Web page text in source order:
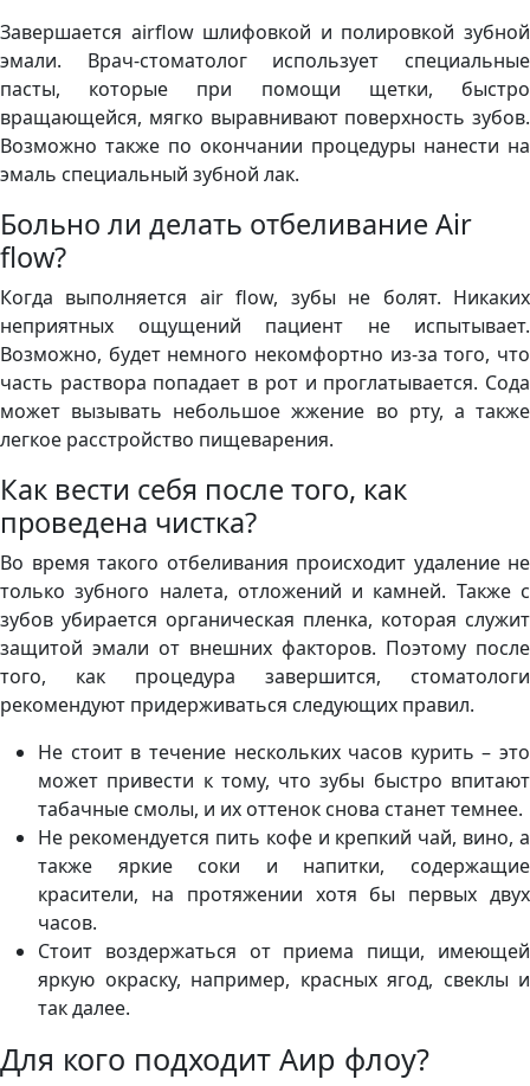
Завершается аirflow шлифовкой и полировкой зубной
эмали. Врач-стоматолог использует специальные
пасты, которые при помощи щетки, быстро
вращающейся, мягко выравнивают поверхность зубов.
Возможно также по окончании процедуры нанести на
эмаль специальный зубной лак.
Больно ли делать отбеливание Air
flow?
Когда выполняется air flow, зубы не болят. Никаких
неприятных ощущений пациент не испытывает.
Возможно, будет немного некомфортно из-за того, что
часть раствора попадает в рот и проглатывается. Сода
может вызывать небольшое жжение во рту, а также
легкое расстройство пищеварения.
Как вести себя после того, как
проведена чистка?
Во время такого отбеливания происходит удаление не
только зубного налета, отложений и камней. Также с
зубов убирается органическая пленка, которая служит
защитой эмали от внешних факторов. Поэтому после
того, как процедура завершится, стоматологи
рекомендуют придерживаться следующих правил.
Не стоит в течение нескольких часов курить – это
может привести к тому, что зубы быстро впитают
табачные смолы, и их оттенок снова станет темнее.
Не рекомендуется пить кофе и крепкий чай, вино, а
также яркие соки и напитки, содержащие
красители, на протяжении хотя бы первых двух
часов.
Стоит воздержаться от приема пищи, имеющей
яркую окраску, например, красных ягод, свеклы и
так далее.
Для кого подходит Аир флоу?